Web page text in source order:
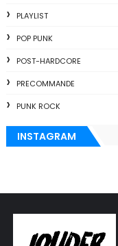
PLAYLIST
POP PUNK
POST-HARDCORE
PRECOMMANDE
PUNK ROCK
INSTAGRAM